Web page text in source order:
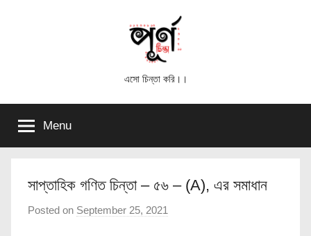
চিন্তা
এসো চিন্তা করি।।
Menu
সাপ্তাহিক গণিত চিন্তা – ৫৬ – (A), এর সমাধান
Posted on September 25, 2021